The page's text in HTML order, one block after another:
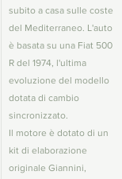
subito a casa sulle coste
del Mediterraneo. L'auto
è basata su una Fiat 500
R del 1974, l'ultima
evoluzione del modello
dotata di cambio
sincronizzato.
Il motore è dotato di un
kit di elaborazione
originale Giannini,